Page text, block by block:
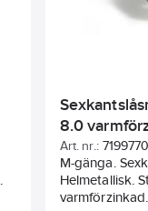
8.0
Art. nr.:
M-gänga.
Helmetallisk.